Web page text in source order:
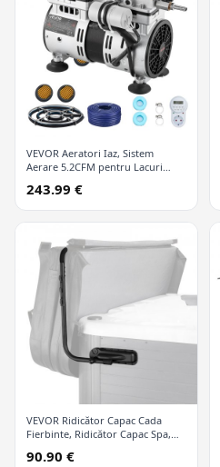
VEVOR Aeratori Iaz, Sistem
Aerare 5.2CFM pentru Lacuri
CP, 1 Difuzor și Furtun Cântărit
30.5 m, Pompă Aerare Iaz
Exterior pentru Circulație Oxigen
Apă Profundă
243.99 €
VEVOR Ridicător Capac Cada
Fierbinte, Ridicător Capac Spa,
1750-2550 mm Ajustabil, Instalat
90.90 €